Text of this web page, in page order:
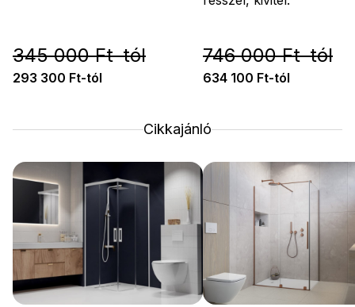
345 000 Ft-tól
293 300 Ft-tól
746 000 Ft-tól
634 100 Ft-tól
Cikkajánló